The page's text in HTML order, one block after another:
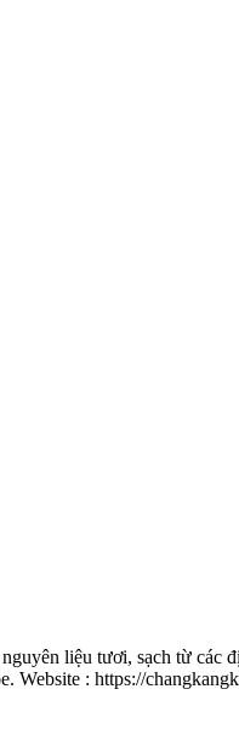
liệu tươi, sạch từ các
: https://